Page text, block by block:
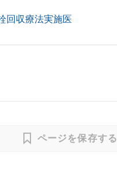
回収療法実施医
ページを保存する